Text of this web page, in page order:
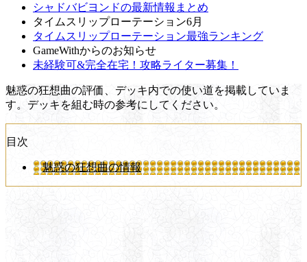
シャドバビヨンドの最新情報まとめ
タイムスリップローテーション6月
タイムスリップローテーション最強ランキング
GameWithからのお知らせ
未経験可&完全在宅！攻略ライター募集！
魅惑の狂想曲の評価、デッキ内での使い道を掲載していま
す。デッキを組む時の参考にしてください。
目次
魅惑の狂想曲の情報